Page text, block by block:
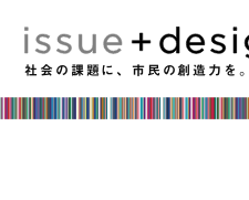
社会の課題に、市民の創造力を。